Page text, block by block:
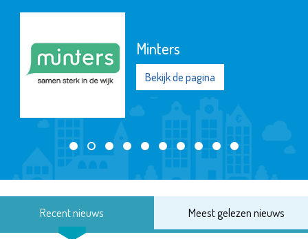
Minters
Bekijk de pagina
Recent nieuws Meest gelezen nieuws